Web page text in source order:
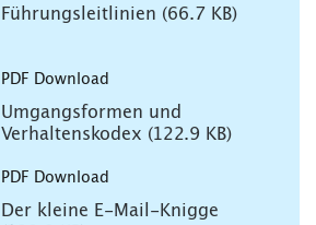
Führungsleitlinien (66.7 KB)
PDF Download
Umgangsformen und
Verhaltenskodex (122.9 KB)
PDF Download
Der kleine E-Mail-Knigge